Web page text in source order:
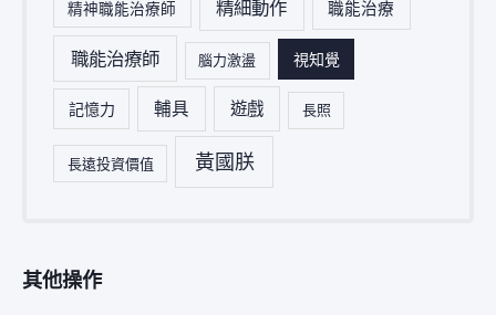
精神職能治療師 精細動作 職能治療
職能治療師 腦力激盪 視知覺
記憶力 輔具 遊戲 長照
長遠投資價值 黃國朕
其他操作